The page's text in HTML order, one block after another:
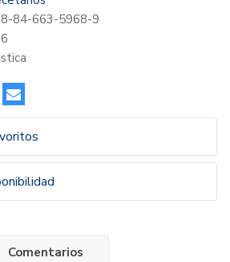
84-663-5968-9
Comentarios